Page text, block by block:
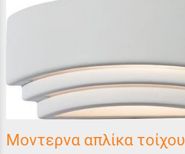
Μοντερνα απλίκα τοίχου